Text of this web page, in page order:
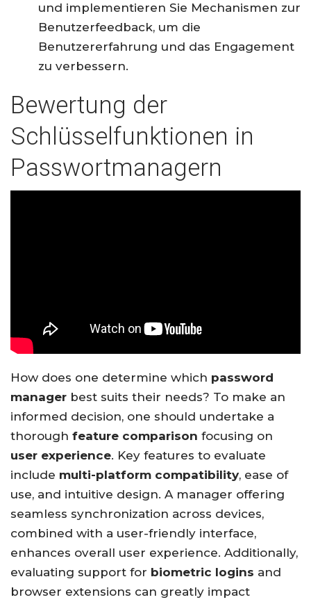
und implementieren Sie Mechanismen zur
Benutzerfeedback, um die
Benutzererfahrung und das Engagement
zu verbessern.
Bewertung der
Schlüsselfunktionen in
Passwortmanagern
How does one determine which password
manager best suits their needs? To make an
informed decision, one should undertake a
thorough feature comparison focusing on
user experience. Key features to evaluate
include multi-platform compatibility, ease of
use, and intuitive design. A manager offering
seamless synchronization across devices,
combined with a user-friendly interface,
enhances overall user experience. Additionally,
evaluating support for biometric logins and
browser extensions can greatly impact